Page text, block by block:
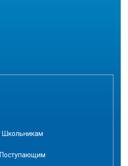
Школьникам
Поступающим